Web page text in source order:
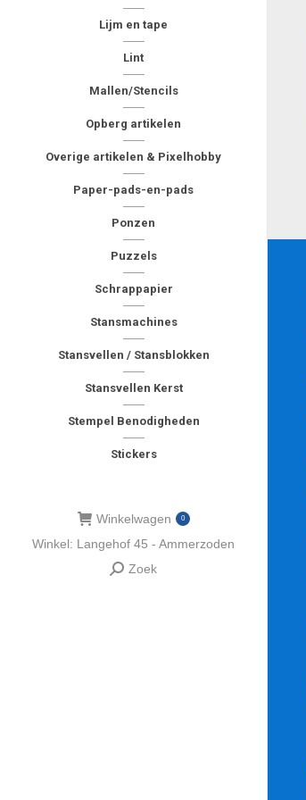
Lijm en tape
Lint
Mallen/Stencils
Opberg artikelen
Overige artikelen & Pixelhobby
Paper-pads-en-pads
Ponzen
Puzzels
Schrappapier
Stansmachines
Stansvellen / Stansblokken
Stansvellen Kerst
Stempel Benodigheden
Stickers
Winkelwagen 0
Winkel: Langehof 45 - Ammerzoden
Zoeken:
Zoek